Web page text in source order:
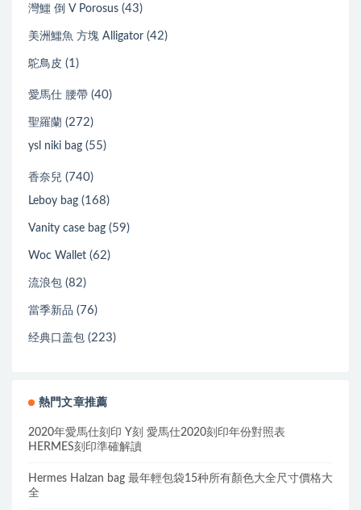
灣鱷 倒 V Porosus (43)
美洲鱷魚 方塊 Alligator (42)
鴕鳥皮 (1)
愛馬仕 腰帶 (40)
聖羅蘭 (272)
ysl niki bag (55)
香奈兒 (740)
Leboy bag (168)
Vanity case bag (59)
Woc Wallet (62)
流浪包 (82)
當季新品 (76)
经典口盖包 (223)
熱門文章推薦
2020年愛馬仕刻印 Y刻 愛馬仕2020刻印年份對照表
HERMES刻印準確解讀
Hermes Halzan bag 最年輕包袋15种所有顏色大全尺寸價格大
全